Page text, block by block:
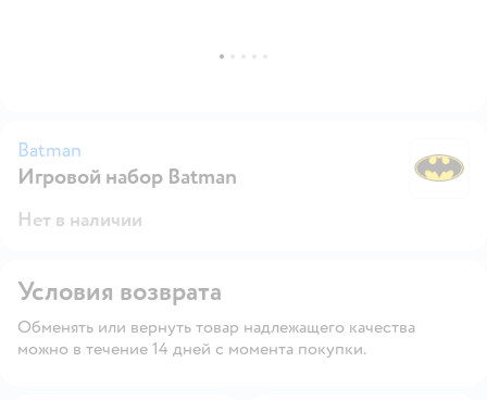
Batman
Игровой набор Batman
Нет в наличии
Условия возврата
Обменять или вернуть товар надлежащего качества
можно в течение 14 дней с момента покупки.